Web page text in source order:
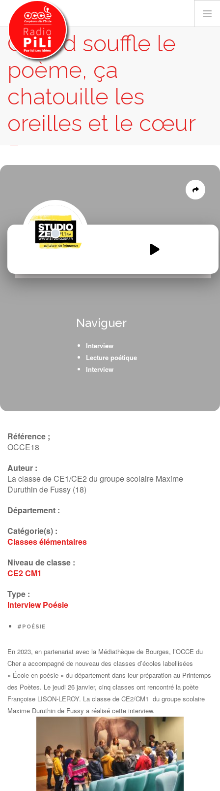
PRÉSENTATION
GRILLE DES PROGRAMMES
SUR LE TERRITOIRE
CONTACT
Quand souffle le
poème, ça
chatouille les
oreilles et le cœur
5
Quand-souffle-le-poeme-ca-
chatouille-les-oreilles-et-le-coeur-
Naviguer
Interview
Lecture poétique
Interview
Référence ;
OCCE18
Auteur :
La classe de CE1/CE2 du groupe scolaire Maxime
Duruthin de Fussy (18)
Département :
Catégorie(s) :
Classes élémentaires
Niveau de classe :
CE2CM1
Type :
Interview Poésie
#POÉSIE
En 2023, en partenariat avec la Médiathèque de Bourges, l’OCCE du
Cher a accompagné de nouveau des classes d’écoles labellisées
« École en poésie » du département dans leur préparation au Printemps
des Poètes. Le jeudi 26 janvier, cinq classes ont rencontré la poète
Françoise LISON-LEROY. La classe de CE2/CM1 du groupe scolaire
Maxime Duruthin de Fussy a réalisé cette interview.